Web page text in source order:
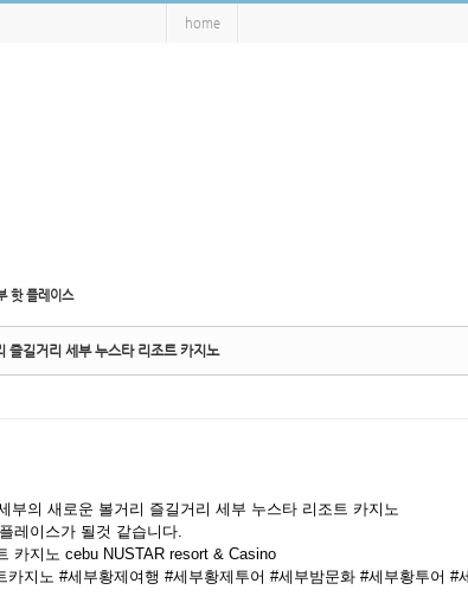
home
핫 플레이스
즐길거리 세부 누스타 리조트 카지노
부의 새로운 볼거리 즐길거리 세부 누스타 리조트 카지노
레이스가 될것 같습니다.
카지노 cebu NUSTAR resort & Casino
카지노 #세부황제여행 #세부황제투어 #세부밤문화 #세부황투어 #